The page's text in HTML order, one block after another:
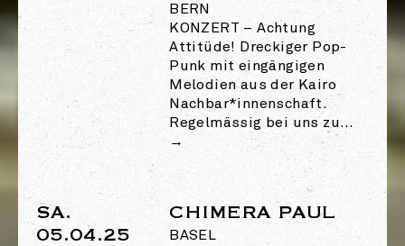
BERN
KONZERT –Achtung
Attitüde! Dreckiger Pop-
Punk mit eingängigen
Melodien aus der Kairo
Nachbar*innenschaft.
Regelmässig bei uns zu…
→
SA.
05.04.25
CHIMERA PAUL
BASEL